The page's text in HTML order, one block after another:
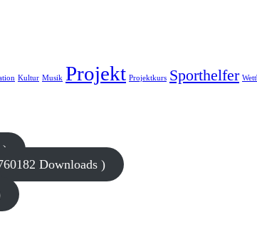
Kultur Musik Projekt Projektkurs Sporthelfer
Downloads )